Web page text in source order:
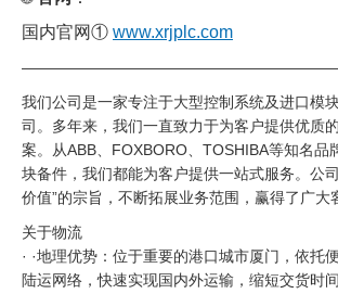
国内官网① www.xrjplc.com
我们公司是一家专注于大型控制系统及进口模
司。多年来，我们一直致力于为客户提供优质
案。从ABB、FOXBORO、TOSHIBA等知名品
块备件，我们都能为客户提供一站式服务。公
价值”的宗旨，不断拓展业务范围，赢得了广大
关于物流
· ·地理优势：位于重要的港口城市厦门，依托
陆运网络，快速实现国内外运输，缩短交货时间